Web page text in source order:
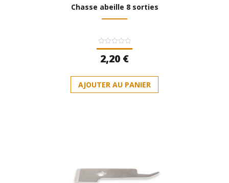
Chasse abeille 8 sorties
Note
0
sur
2,20 €
AJOUTER AU PANIER